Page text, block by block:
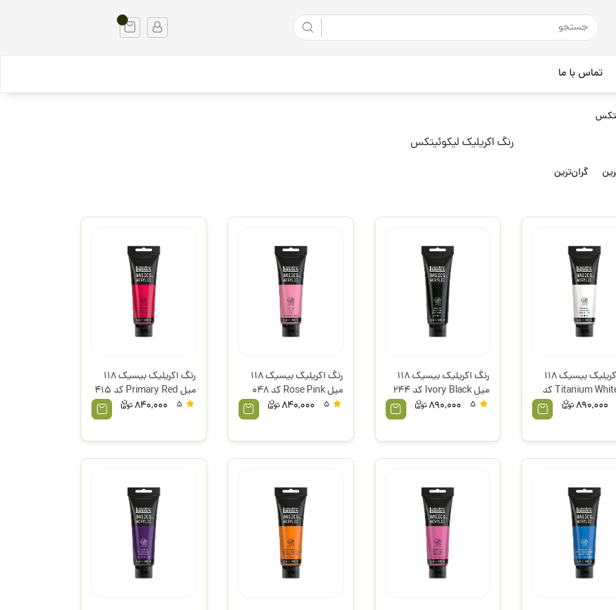
تماس با ما
رنگ اکریلیک لیکوئیتکس
گران‌ترین
رنگ اکریلیک بیسیک 118
میل Titanium White کد
890,000
رنگ اکریلیک بیسیک 118
میل Ivory Black کد 244
لیکوئیتکس890,000
رنگ اکریلیک بیسیک 118
میل Rose Pink کد 048
لیکوئیتکس
5
840,000
رنگ اکریلیک بیسیک 118
میل Primary Red کد 415
لیکوئیتکس
5
840,000